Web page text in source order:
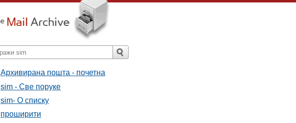
Архивирана пошта - почетна
sim - Све поруке
sim- О списку
проширити